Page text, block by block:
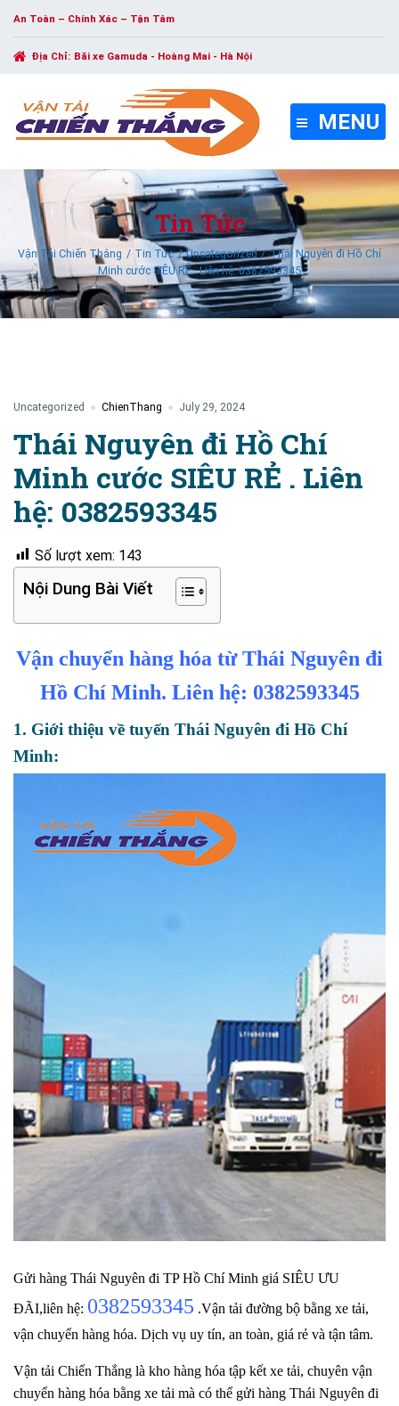
An Toàn – Chính Xác – Tận Tâm
Địa Chỉ: Bãi xe Gamuda - Hoàng Mai - Hà Nội
MENU
Tin Tức
Vận Tải Chiến Thắng Tin Tức Uncategorized
Thái Nguyên đi Hồ Chí
Minh cước SIÊU RẺ . Liên hệ: 0382593345
Uncategorized ChienThang July 29, 2024
Thái Nguyên đi Hồ Chí
Minh cước SIÊU RẺ . Liên
hệ: 0382593345
Số lượt xem: 143
Nội Dung Bài Viết
Vận chuyển hàng hóa từ Thái Nguyên đi
Hồ Chí Minh. Liên hệ: 0382593345
1. Giới thiệu về tuyến Thái Nguyên đi Hồ Chí
Minh:
Gửi hàng Thái Nguyên đi TP Hồ Chí Minh giá SIÊU ƯU
ĐÃI,liên hệ: 0382593345 .Vận tải đường bộ bằng xe tải,
vận chuyển hàng hóa. Dịch vụ uy tín, an toàn, giá rẻ và tận tâm.
Vận tải Chiến Thắng là kho hàng hóa tập kết xe tải, chuyên vận
chuyển hàng hóa bằng xe tải mà có thể gửi hàng Thái Nguyên đi